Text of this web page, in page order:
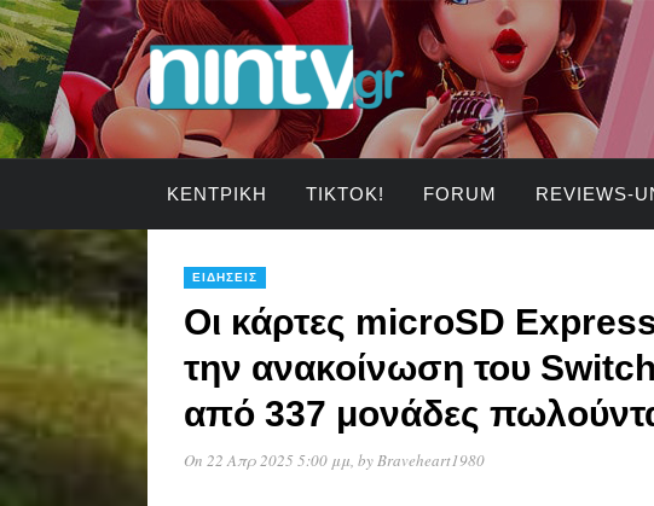
ΚΕΝΤΡΙΚΉ TIKTOK! FORUM REVIEWS-
ΕΙΔΉΣΕΙΣ
Οι κάρτες microSD Express
την ανακοίνωση του
από 337 μονάδες
On 22 Απρ 2025 5:00 μμ, byBraveheart1980